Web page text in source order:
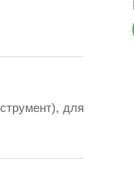
для